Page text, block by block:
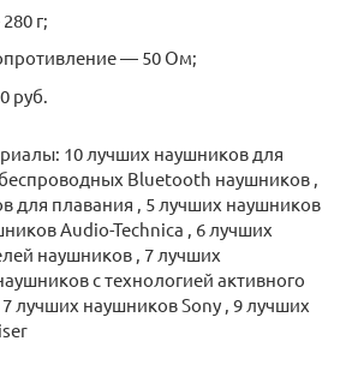
г;
— 50 Ом;
руб.
10 лучших наушников для
Bluetooth наушников ,
для плавания , 5 лучших наушников
Audio-Technica , 6 лучших
наушников , 7 лучших
с технологией активного
лучших наушников Sony , 9 лучших